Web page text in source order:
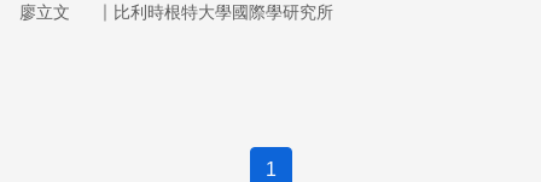
各國的太空產業生產製造的產品或者是應用與服務的經濟活
因一己需求或為地緣戰略思考，選擇最適切的區域合作組
廖立文 ｜ 比利時根特大學國際學研究所
1